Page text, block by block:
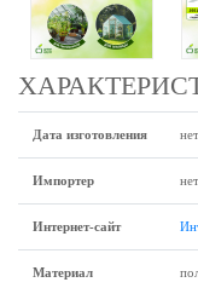
Дата изготовления нет
Импортер нет
Интернет-сайт
Материал